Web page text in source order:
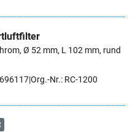
Ø 52 mm, L 102 mm, rund
Org.-Nr.: RC-1200